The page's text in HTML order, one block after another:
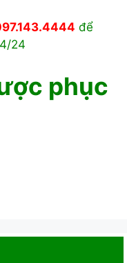
để
24
phục